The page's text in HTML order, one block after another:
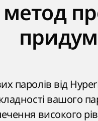
метод
паролів від
вашого
високого